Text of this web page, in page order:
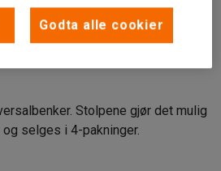
Liknende produkter
Stolpene gjør det mulig
selges i 4-pakninger.
Godta alle cookier